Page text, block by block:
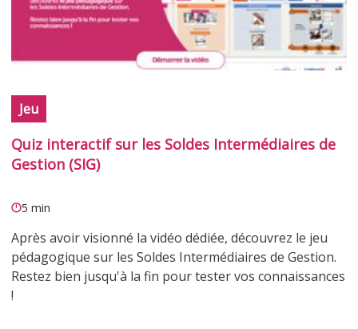
Quiz interactif sur les Soldes Intermédiaires de
Gestion (SIG)
Jeu
5 min
Après avoir visionné la vidéo dédiée, découvrez le jeu
pédagogique sur les Soldes Intermédiaires de Gestion.
Restez bien jusqu'à la fin pour tester vos connaissances
!